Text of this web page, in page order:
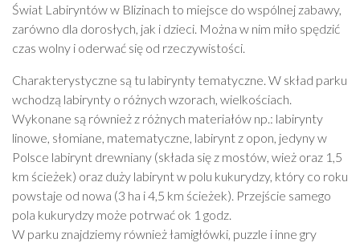
Świat Labiryntów w Blizinach to miejsce do wspólnej zabawy,
zarówno dla dorosłych, jak i dzieci. Można w nim miło spędzić
czas wolny i oderwać się od rzeczywistości.
Charakterystyczne są tu labirynty tematyczne. W skład parku
wchodzą labirynty o różnych wzorach, wielkościach.
Wykonane są również z różnych materiałów np.: labirynty
linowe, słomiane, matematyczne, labirynt z opon, jedyny w
Polsce labirynt drewniany (składa się z mostów, wież oraz 1,5
km ścieżek) oraz duży labirynt w polu kukurydzy, który co roku
powstaje od nowa (3 ha i 4,5 km ścieżek). Przejście samego
pola kukurydzy może potrwać ok 1 godz.
W parku znajdziemy również łamigłówki, puzzle i inne gry